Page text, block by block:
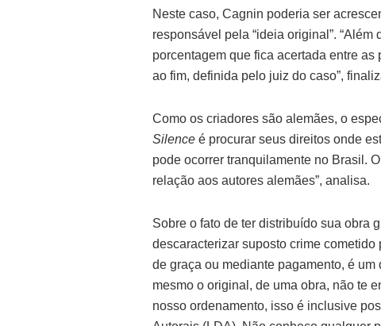
Neste caso, Cagnin poderia ser
responsável pela “ideia original”.
porcentagem que fica acertada entre
ao fim, definida pelo juiz do caso”,
Como os criadores são alemães, o
Silence é procurar seus direitos onde
pode ocorrer tranquilamente no Brasil.
relação aos autores alemães”, analisa.
Sobre o fato de ter distribuído sua obra
descaracterizar suposto crime cometido
de graça ou mediante pagamento, é
mesmo o original, de uma obra, não te
nosso ordenamento, isso é inclusive